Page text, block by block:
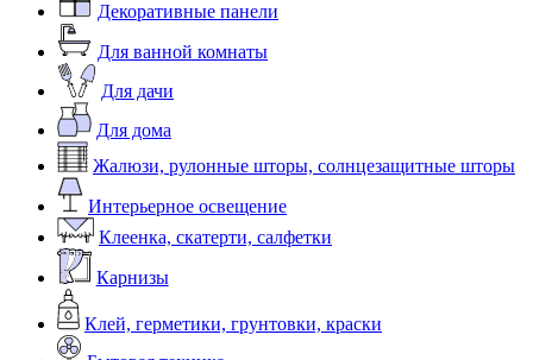
Декоративные панели
Для ванной комнаты
Для дачи
Для дома
Жалюзи, рулонные шторы, солнцезащитные шторы
Интерьерное освещение
Клеенка, скатерти, салфетки
Карнизы
Клей, герметики, грунтовки, краски